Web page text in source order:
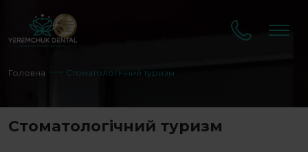
Головна Стоматологічний туризм
Стоматологічний туризм